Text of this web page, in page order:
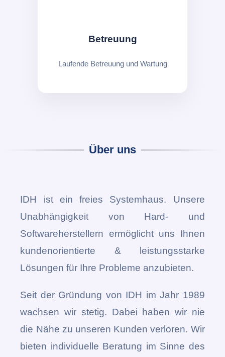
Betreuung
Laufende Betreuung und Wartung
Über uns
IDH ist ein freies Systemhaus. Unsere
Unabhängigkeit von Hard- und
Softwareherstellern ermöglicht uns Ihnen
kundenorientierte & leistungsstarke
Lösungen für Ihre Probleme anzubieten.
Seit der Gründung von IDH im Jahr 1989
wachsen wir stetig. Dabei haben wir nie
die Nähe zu unseren Kunden verloren. Wir
bieten individuelle Beratung im Sinne des